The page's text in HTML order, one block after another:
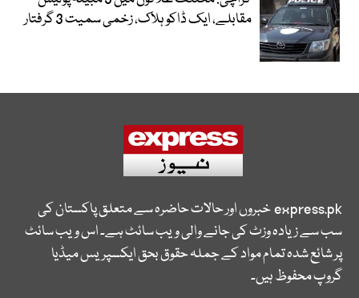
مقابلے، ایک ڈاکو ہلاک، زخمی سمیت 3 گرفتار
express.pkخبروں اور حالات حاضرہ سے متعلق پاکستان کی
سب سے زیادہ وزٹ کی جانے والی ویب سائٹ ہے۔ اس ویب سائٹ
پر شائع شدہ تمام مواد کے جملہ حقوق بحق ایکسپریس میڈیا
گروپ محفوظ ہیں۔